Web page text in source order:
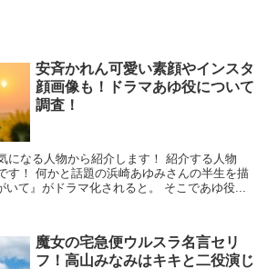
安斉かれん可愛い素顔やインスタ
顔画像も！ドラマあゆ役について
調査！
になる人物から紹介します！ 紹介する人物
す！ 何かと話題の浜崎あゆみさんの半生を描
いて』がドラマ化されると。 そこであゆ役...
魔女の宅急便ウルスラ名言セリ
フ！高山みなみはキキと二役演じ